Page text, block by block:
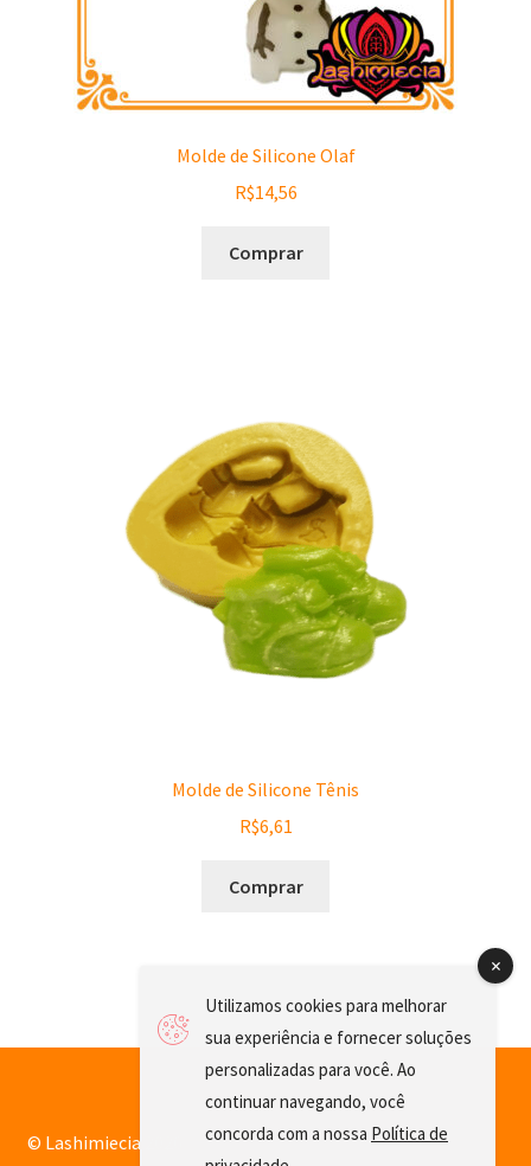
Molde de Silicone Olaf
R$14,56
Comprar
Molde de Silicone Tênis
R$6,61
Comprar
© Lashimiecia 2026
Utilizamos cookies para melhorar
sua experiência e fornecer soluções
personalizadas para você. Ao
continuar navegando, você
concorda com a nossa Política de